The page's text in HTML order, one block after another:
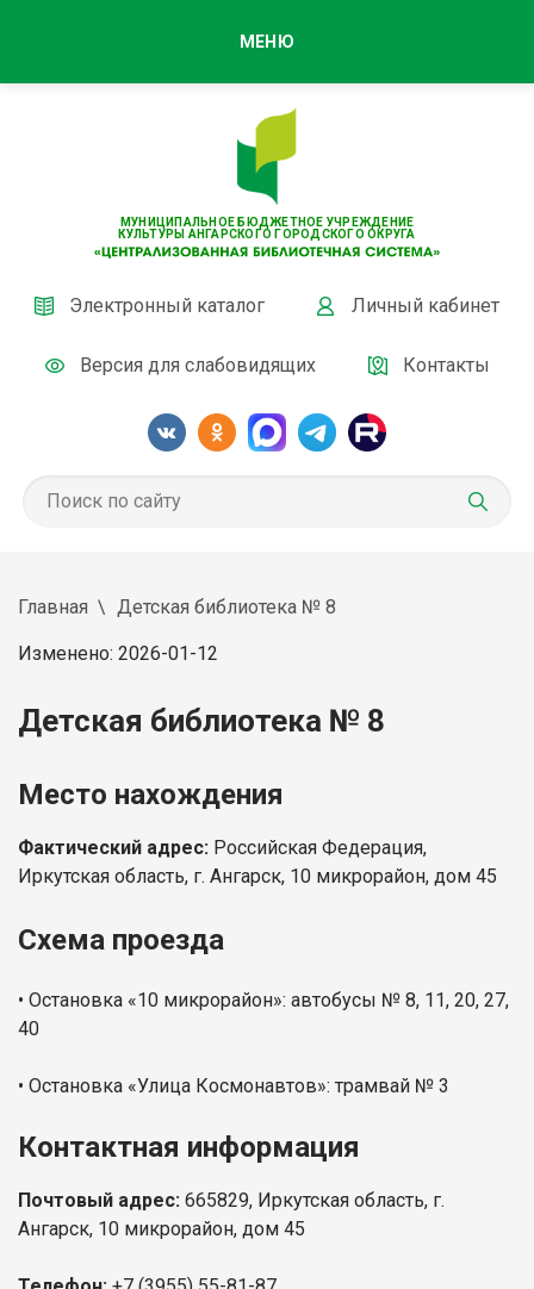
МУНИЦИПАЛЬНОЕ БЮДЖЕТНОЕ УЧРЕЖДЕНИЕ
КУЛЬТУРЫ АНГАРСКОГО ГОРОДСКОГО ОКРУГА
Электронный каталог Личный кабинет
Версия для слабовидящих Контакты
МЕНЮ
Главная Детская библиотека № 8
Изменено: 2026-01-12
Детская библиотека № 8
Место нахождения
Фактический адрес: Российская Федерация,
Иркутская область, г. Ангарск, 10 микрорайон, дом 45
Схема проезда
• Остановка «10 микрорайон»: автобусы № 8, 11, 20, 27,
40
• Остановка «Улица Космонавтов»: трамвай № 3
Контактная информация
Почтовый адрес: 665829, Иркутская область, г.
Ангарск, 10 микрорайон, дом 45